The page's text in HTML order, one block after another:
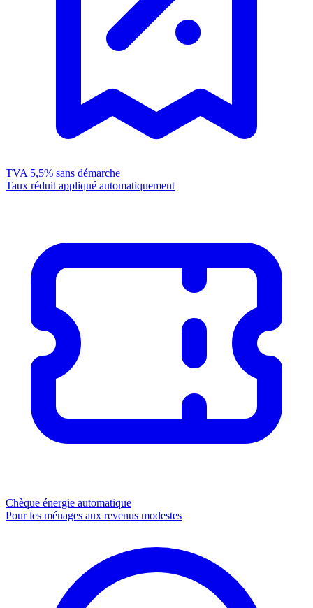
TVA 5,5% sans démarche
Taux réduit appliqué automatiquement
Chèque énergie automatique
Pour les ménages aux revenus modestes